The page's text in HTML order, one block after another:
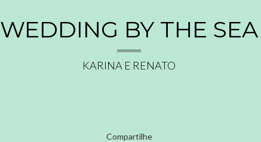
WEDDING BY THE SEA
KARINA E RENATO
Compartilhe